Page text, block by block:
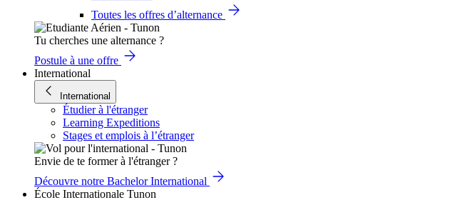
Toutes les offres d’alternance
Tu cherches une alternance ?
Postule à une offre
International
International
Étudier à l'étranger
Learning Expeditions
Stages et emplois à l’étranger
Envie de te former à l'étranger ?
Découvre notre Bachelor International
École Internationale Tunon